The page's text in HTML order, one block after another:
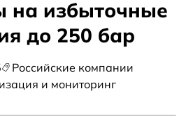
на избыточные
до 250 бар
Российские компании
и мониторинг